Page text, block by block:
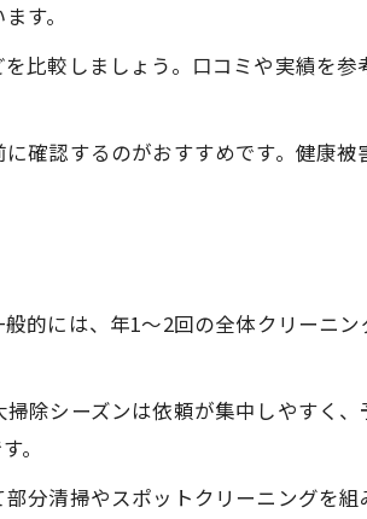
す。
比較しましょう。口コミや実績を参
確認するのがおすすめです。健康被
的には、年1〜2回の全体クリーニン
除シーズンは依頼が集中しやすく、
。
分清掃やスポットクリーニングを組